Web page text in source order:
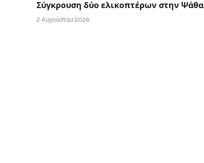
Σύγκρουση δύο ελικοπτέρων στην Ψάθα
2 Αυγούστου 2026